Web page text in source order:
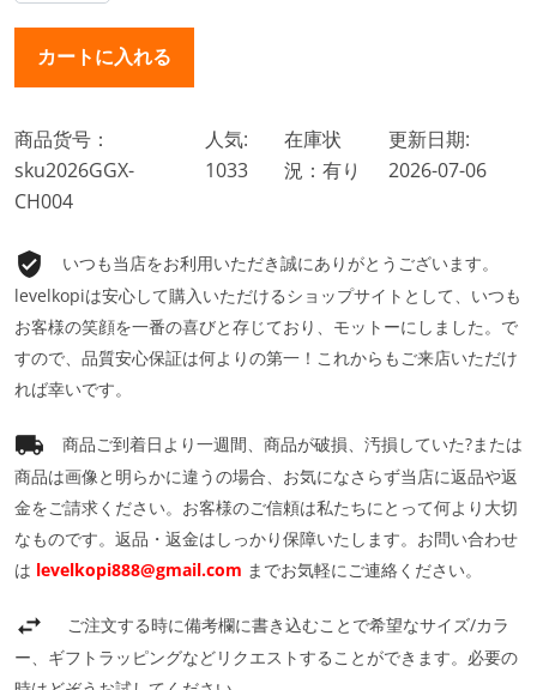
商品货号：
sku2026GGX-
CH004
人気:
1033
在庫状
況：有り
更新日期:
2026-07-06
いつも当店をお利用いただき誠にありがとうございます。
levelkopiは安心して購入いただけるショップサイトとして、いつも
お客様の笑顔を一番の喜びと存じており、モットーにしました。で
すので、品質安心保証は何よりの第一！これからもご来店いただけ
れば幸いです。
商品ご到着日より一週間、商品が破損、汚損していた?または
商品は画像と明らかに違うの場合、お気になさらず当店に返品や返
金をご請求ください。お客様のご信頼は私たちにとって何より大切
なものです。返品・返金はしっかり保障いたします。お問い合わせ
は levelkopi888@gmail.com までお気軽にご連絡ください。
ご注文する時に備考欄に書き込むことで希望なサイズ/カラ
ー、ギフトラッピングなどリクエストすることができます。必要の